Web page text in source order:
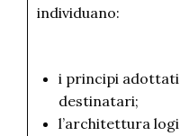
individuano:
i principi
destinatari;
l’architettura